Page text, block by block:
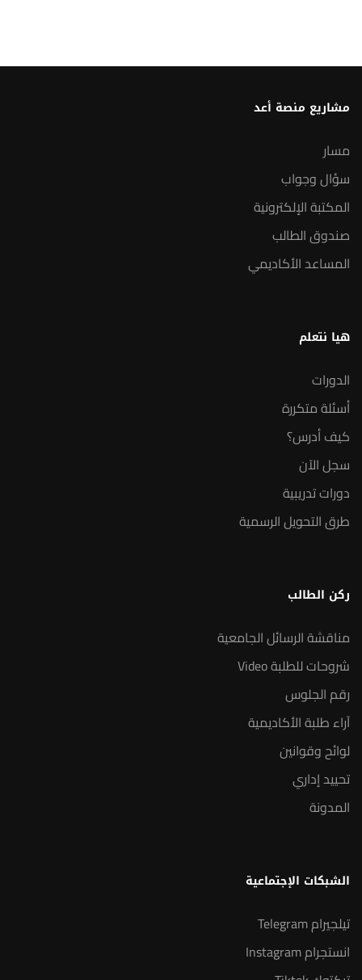
مشاريع منصة أعد
مسار
سؤال وجواب
المكتبة الإلكترونية
صندوق الطالب
المساعد الأكاديمي
هيا نتعلم
الدورات
أسئلة متكررة
كيف أدرس؟
سجل الآن
دورات تدريبية
طرق التحويل الرسمية
ركن الطالب
مناقشة الرسائل الجامعية
شروحات للطلبة Video
رقم الجلوس
آراء طلبة الأكاديمية
لوائح وقوانين
تحييد إداري
المدونة
الشبكات الإجتماعية
تيلجيرام Telegram
انستجرام Instagram